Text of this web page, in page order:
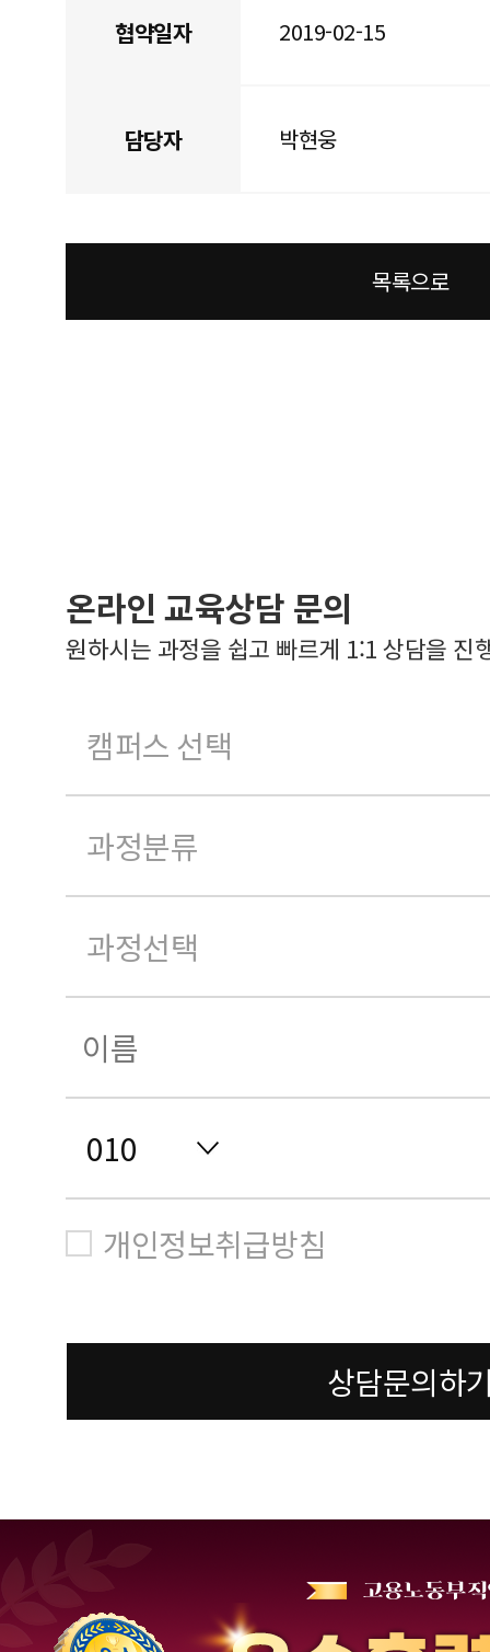
협약일자 2019-02-15
담당자 박현웅
목록으로
온라인 교육상담 문의
원하시는 과정을 쉽고 빠르게 1:1 상담을 진
개인정보취급방침
상담문의하